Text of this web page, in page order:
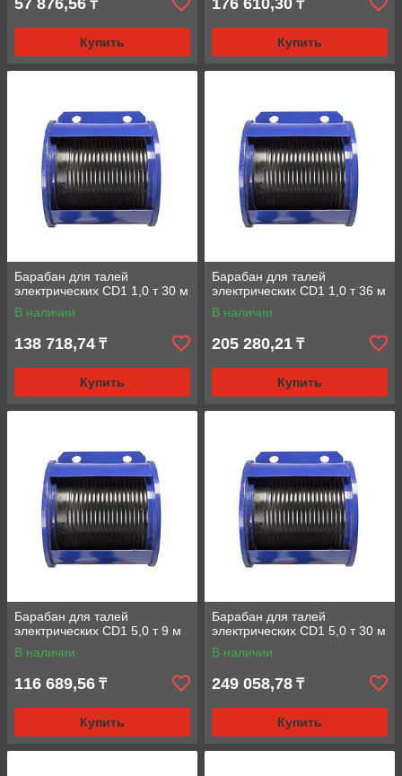
57 876,56 ₸
Купить
176 610,30 ₸
Купить
Барабан для талей
электрических CD1 1,0 т 30 м
В наличии
138 718,74 ₸
Купить
Барабан для талей
электрических CD1 1,0 т 36 м
В наличии
205 280,21 ₸
Купить
Барабан для талей
электрических CD1 5,0 т 9 м
В наличии
116 689,56 ₸
Купить
Барабан для талей
электрических CD1 5,0 т 30 м
В наличии
249 058,78 ₸
Купить